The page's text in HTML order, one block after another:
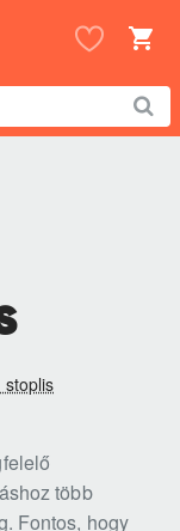
stoplis
több
Fontos, hogy